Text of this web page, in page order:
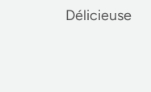
Délicieuse